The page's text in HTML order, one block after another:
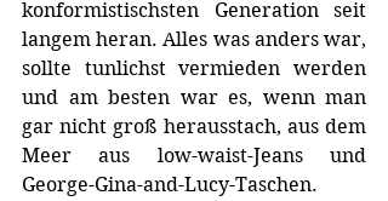
konformistischsten Generation seit
langem heran. Alles was anders war,
sollte tunlichst vermieden werden
und am besten war es, wenn man
gar nicht groß herausstach, aus dem
Meer aus low-waist-Jeans und
George-Gina-and-Lucy-Taschen.